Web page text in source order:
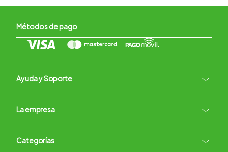
Métodos de pago
Ayuda y Soporte +
Contacto vía WhatsApp
Términos y condiciones
La empresa +
Quiénes somos
Trabaja con nosotros
Categorías +